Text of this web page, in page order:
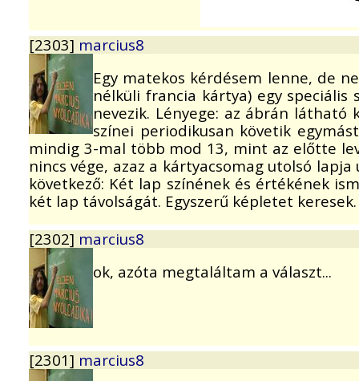
[2303] marcius8
Egy matekos kérdésem lenne, de
nélküli francia kártya) egy speciális
nevezik. Lényege: az ábrán
színei periodikusan követik
mindig 3-mal több mod 13, mint az előtte
nincs vége, azaz a kártyacsomag utolsó
következő: Két lap színének és értékének
két lap távolságát. Egyszerű képletet
[2302] marcius8
ok, azóta megtaláltam a választ...
[2301] marcius8